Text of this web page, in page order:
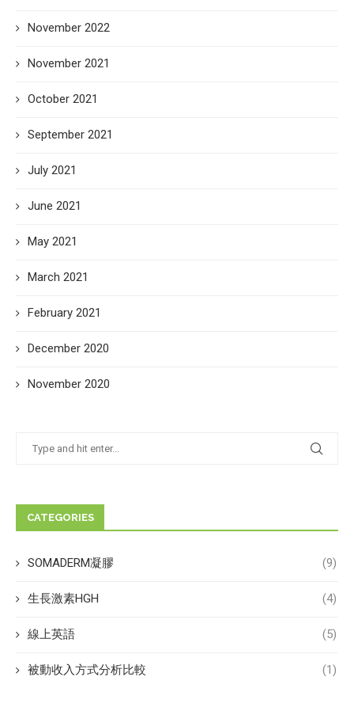
November 2022
November 2021
October 2021
September 2021
July 2021
June 2021
May 2021
March 2021
February 2021
December 2020
November 2020
CATEGORIES
SOMADERM凝膠 (9)
生長激素HGH (4)
線上英語 (5)
被動收入方式分析比較 (1)